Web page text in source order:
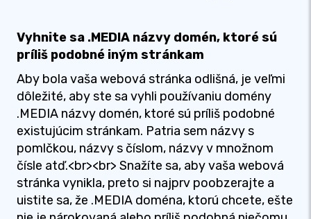
Vyhnite sa .MEDIA názvy domén, ktoré sú
príliš podobné iným stránkam
Aby bola vaša webová stránka odlišná, je veľmi
dôležité, aby ste sa vyhli používaniu domény
.MEDIA názvy domén, ktoré sú príliš podobné
existujúcim stránkam. Patria sem názvy s
pomlčkou, názvy s číslom, názvy v množnom
čísle atď.<br><br> Snažíte sa, aby vaša webová
stránka vynikla, preto si najprv poobzerajte a
uistite sa, že .MEDIA doména, ktorú chcete, ešte